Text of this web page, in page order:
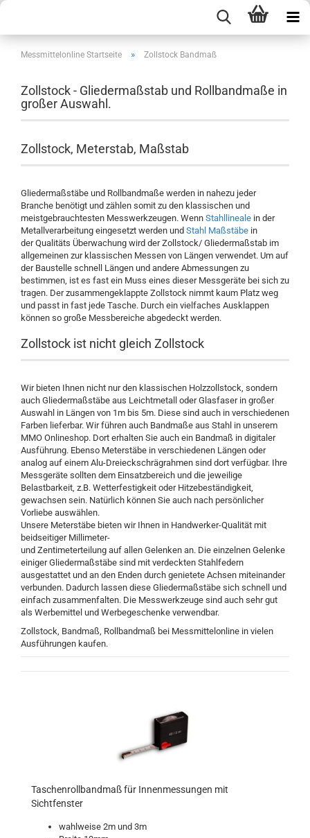
Messmittelonline Startseite » Zollstock Bandmaß
Zollstock - Gliedermaßstab und Rollbandmaße in
großer Auswahl.
Zollstock, Meterstab, Maßstab
Gliedermaßstäbe und Rollbandmaße werden in nahezu jeder
Branche benötigt und zählen somit zu den klassischen und
meistgebrauchtesten Messwerkzeugen. Wenn Stahllineale in der
Metallverarbeitung eingesetzt werden und Stahl Maßstäbe in
der Qualitäts Überwachung wird der Zollstock/ Gliedermaßstab im
allgemeinen zur klassischen Messen von Längen verwendet. Um auf
der Baustelle schnell Längen und andere Abmessungen zu
bestimmen, ist es fast ein Muss eines dieser Messgeräte bei sich zu
tragen. Der zusammengeklappte Zollstock nimmt kaum Platz weg
und passt in fast jede Tasche. Durch ein vielfaches Ausklappen
können so große Messbereiche abgedeckt werden.
Zollstock ist nicht gleich Zollstock
Wir bieten Ihnen nicht nur den klassischen Holzzollstock, sondern
auch Gliedermaßstäbe aus Leichtmetall oder Glasfaser in großer
Auswahl in Längen von 1m bis 5m. Diese sind auch in verschiedenen
Farben lieferbar. Wir führen auch Bandmaße aus Stahl in unserem
MMO Onlineshop. Dort erhalten Sie auch ein Bandmaß in digitaler
Ausführung. Ebenso Meterstäbe in verschiedenen Längen oder
analog auf einem Alu-Dreieckschrägrahmen sind dort verfügbar. Ihre
Messgeräte sollten dem Einsatzbereich und die jeweilige
Belastbarkeit, z.B. Wetterfestigkeit oder Hitzebeständigkeit,
gewachsen sein. Natürlich können Sie auch nach persönlicher
Vorliebe auswählen.
Unsere Meterstäbe bieten wir Ihnen in Handwerker-Qualität mit
beidseitiger Millimeter-
und Zentimeterteilung auf allen Gelenken an. Die einzelnen Gelenke
einiger Gliedermaßstäbe sind mit verdeckten Stahlfedern
ausgestattet und an den Enden durch genietete Achsen miteinander
verbunden. Dadurch lassen diese Gliedermaßstäbe sich schnell und
einfach zusammenfalten. Die Messwerkzeuge sind auch sehr gut
als Werbemittel und Werbegeschenke verwendbar.
Zollstock, Bandmaß, Rollbandmaß bei Messmittelonline in vielen
Ausführungen kaufen.
Taschenrollbandmaß für Innenmessungen mit
Sichtfenster
wahlweise 2m und 3m